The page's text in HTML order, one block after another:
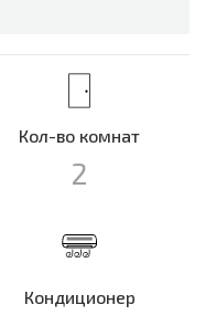
Кол-во комнат
2
Кондиционер